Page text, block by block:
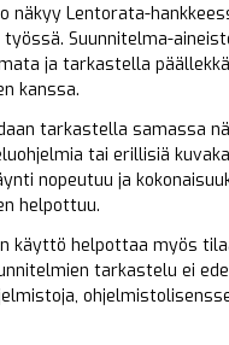
näkyy Lentorata-
Suunnitelma-
ja tarkastella
kanssa.
tarkastella samassa
tai erillisiä
nopeutuu ja
helpottuu.
käyttö helpottaa myös
tarkastelu ei